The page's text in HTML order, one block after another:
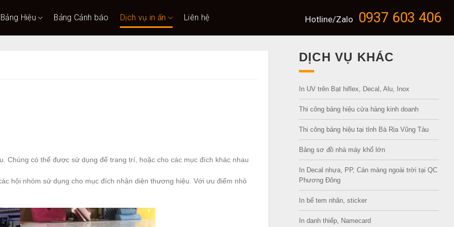
Bảng Hiệu Bảng Cảnh báo Dịch vụ in ấn Liên hệ Hotline/Zalo 0937 603 406
Chúng có thể được sử dụng để trang trí, hoặc cho các mục đích khác nhau
hội nhóm sử dụng cho mục đích nhận diện thương hiệu. Với ưu điểm nhỏ
DỊCH VỤ KHÁC
In UV trên Bạt hiflex, Decal, Alu, Inox
Thi công bảng hiệu cửa hàng kinh doanh
Thi công bảng hiệu tại tỉnh Bà Rịa Vũng Tàu
Bảng sơ đồ nhà máy khổ lớn
In Decal nhựa, PP, Cán màng ngoài trời tại QC
Phương Đông
In bế tem nhãn, sticker
In danh thiếp, Namecard